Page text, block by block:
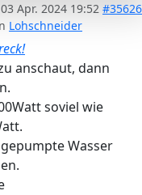
03 Apr. 2024 19:52 #35626
Lohschneider
anschaut, dann
soviel wie
Wasser